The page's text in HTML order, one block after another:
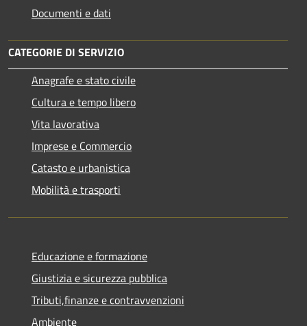
Documenti e dati
CATEGORIE DI SERVIZIO
Anagrafe e stato civile
Cultura e tempo libero
Vita lavorativa
Imprese e Commercio
Catasto e urbanistica
Mobilità e trasporti
Educazione e formazione
Giustizia e sicurezza pubblica
Tributi,finanze e contravvenzioni
Ambiente